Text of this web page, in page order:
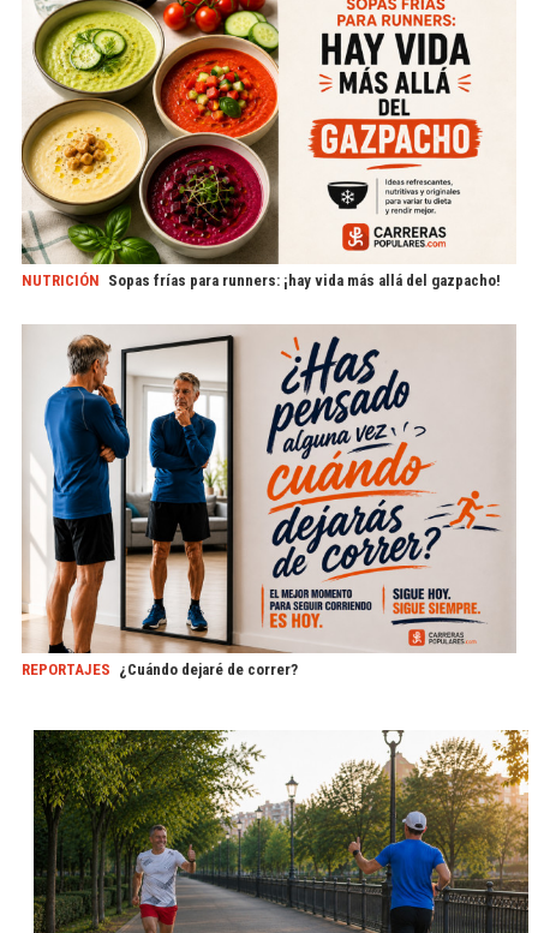
NUTRICIÓN Sopas frías para runners: ¡hay vida más allá del gazpacho!
REPORTAJES ¿Cuándo dejaré de correr?